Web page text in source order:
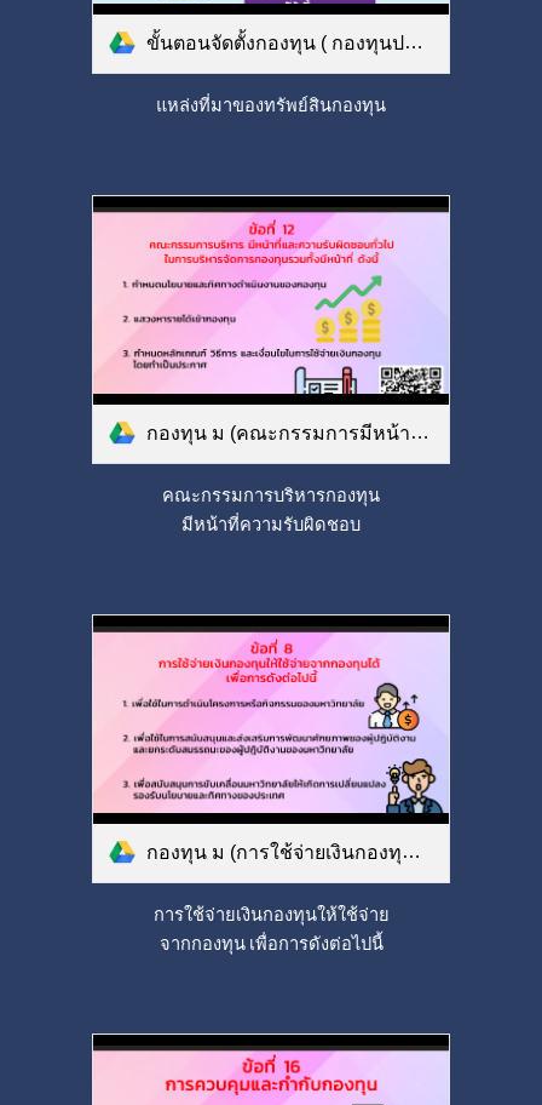
ขั้นตอนจัดตั้งกองทุน ( กองทุนประกอบด้วย ทรัพย์สินและเงินกองทุน).jpg
แหล่งที่มาของทรัพย์สินกองทุน
กองทุน ม (คณะกรรมการมีหน้าที่ความรับผิดชอบ).png
คณะกรรมการบริหารกองทุน
มีหน้าที่ความรับผิดชอบ
กองทุน ม (การใช้จ่ายเงินกองทุนเพื่อการดังนี้).png
การใช้จ่ายเงินกองทุนให้ใช้จ่าย
จากกองทุน เพื่อการดังต่อไปนี้